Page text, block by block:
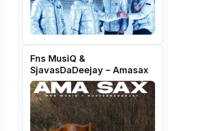
Fns MusiQ &
SjavasDaDeejay – Amasax